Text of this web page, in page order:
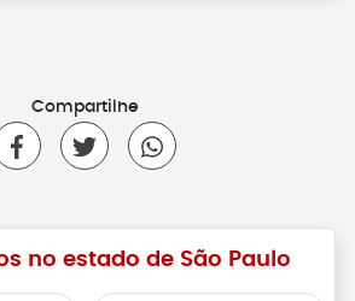
Compartilhe
no estado de São Paulo